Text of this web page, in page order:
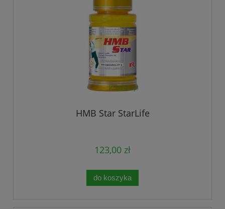
HMB Star StarLife
123,00 zł
do koszyka